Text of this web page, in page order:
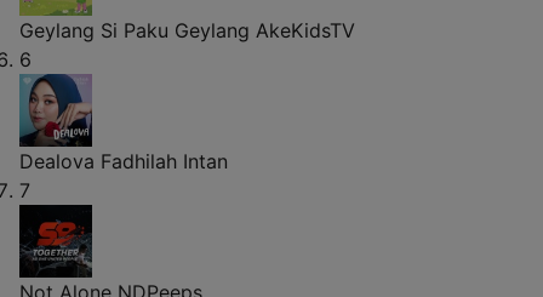
Geylang Si Paku Geylang AkeKidsTV
6
Dealova Fadhilah Intan
7